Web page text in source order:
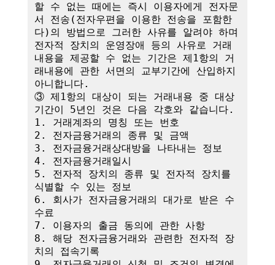
할 수 없는 때에는 즉시 이용자에게 전자문
서 전송(전자우편을 이용한 전송을 포함한
다)의 방법으로 그러한 사유를 알려야 하며
전자적 장치의 운영장애 등의 사유로 거래
내용을 제공할 수 없는 기간은 제1항의 거
래내용에 관한 서면의 교부기간에 산입하지
아니합니다.
③ 제1항의 대상이 되는 거래내용 중 대상
기간이 5년인 것은 다음 각호와 같습니다.
1. 거래계좌의 명칭 또는 번호
2. 전자금융거래의 종류 및 금액
3. 전자금융거래상대방을 나타내는 정보
4. 전자금융거래일시
5. 전자적 장치의 종류 및 전자적 장치를
식별할 수 있는 정보
6. 회사가 전자금융거래의 대가로 받은 수
수료
7. 이용자의 출금 동의에 관한 사항
8. 해당 전자금융거래와 관련한 전자적 장
치의 접속기록